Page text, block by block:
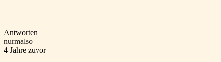
Antworten
nurmalso
4 Jahre zuvor